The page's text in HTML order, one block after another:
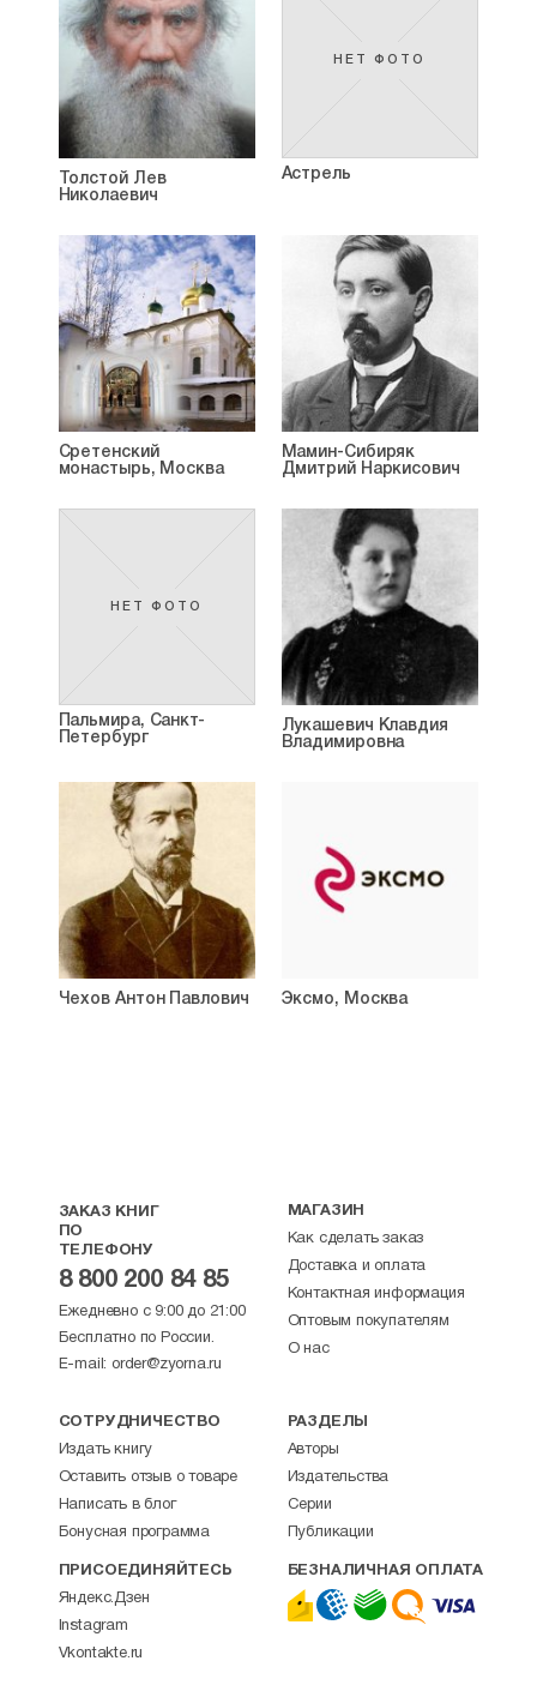
Толстой Лев
Николаевич
НЕТ ФОТО
Астрель
Сретенский
монастырь, Москва
Мамин-Сибиряк
Дмитрий Наркисович
НЕТ ФОТО
Пальмира, Санкт-
Петербург
Лукашевич Клавдия
Владимировна
Чехов Антон Павлович Эксмо, Москва
ЗАКАЗ КНИГ
ПО
ТЕЛЕФОНУ
8 800 200 84 85
Ежедневно с 9:00 до 21:00
Бесплатно по России.
E-mail: order@zyorna.ru
МАГАЗИН
Как сделать заказ
Доставка и оплата
Контактная информация
Оптовым покупателям
О нас
СОТРУДНИЧЕСТВО
Издать книгу
Оставить отзыв о товаре
Написать в блог
Бонусная программа
РАЗДЕЛЫ
Авторы
Издательства
Серии
Публикации
ПРИСОЕДИНЯЙТЕСЬ
Яндекс.Дзен
Instagram
Vkontakte.ru
БЕЗНАЛИЧНАЯ ОПЛАТА